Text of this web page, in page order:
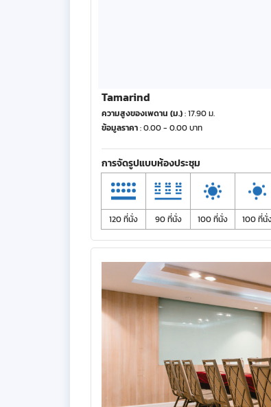
Tamarind
ความสูงของเพดาน (ม.): 17.90 ม.
ข้อมูลราคา: 0.00 - 0.00 บาท
การจัดรูปแบบห้องประชุม
120 ที่นั่ง 90 ที่นั่ง 100 ที่นั่ง 100 ที่นั่